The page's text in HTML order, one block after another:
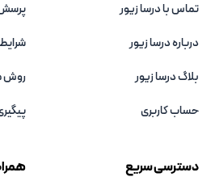
تماس با درسا زیور
درباره درسا زیور
بلاگ درسا زیور
حساب کاربری
روش
دسترسی سریع